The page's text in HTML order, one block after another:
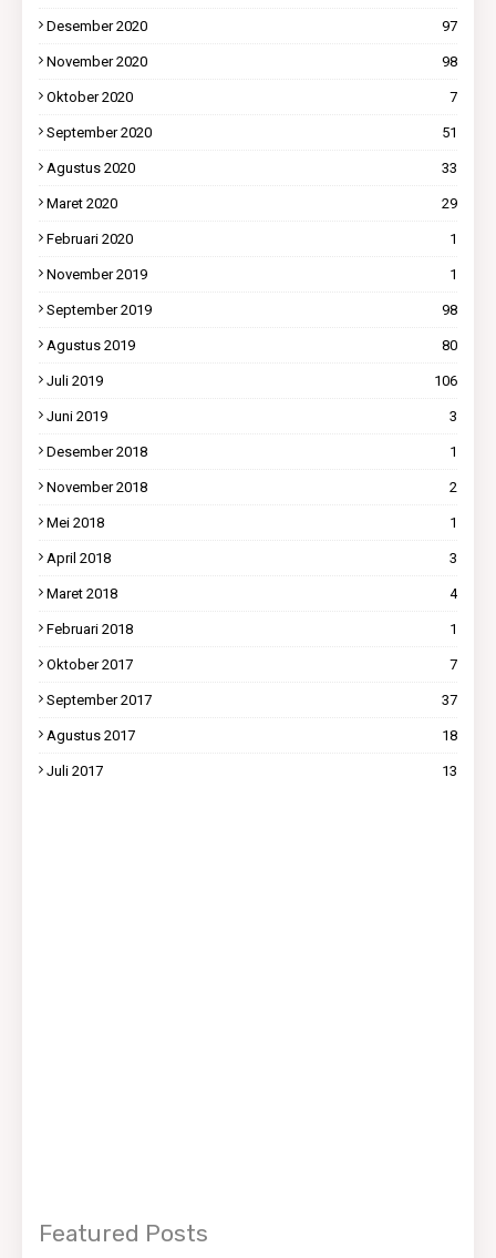
Desember 2020 97
November 2020 98
Oktober 2020 7
September 2020 51
Agustus 2020 33
Maret 2020 29
Februari 2020 1
November 2019 1
September 2019 98
Agustus 2019 80
Juli 2019 106
Juni 2019 3
Desember 2018 1
November 2018 2
Mei 2018 1
April 2018 3
Maret 2018 4
Februari 2018 1
Oktober 2017 7
September 2017 37
Agustus 2017 18
Juli 2017 13
Featured Posts